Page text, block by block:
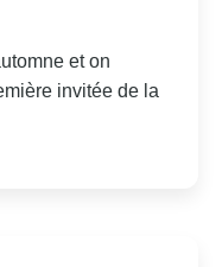
et on
invitée de la